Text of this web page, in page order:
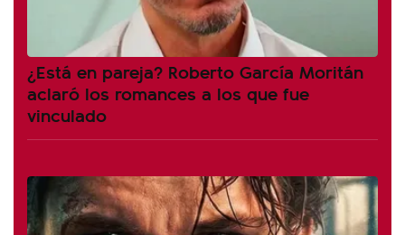
¿Está en pareja? Roberto García Moritán
aclaró los romances a los que fue
vinculado